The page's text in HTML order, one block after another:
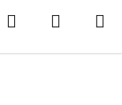
Hledat
KOŠÍK